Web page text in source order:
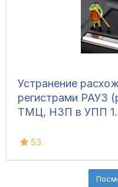
Устранение
регистрами РАУЗ
ТМЦ, НЗП в УПП
53